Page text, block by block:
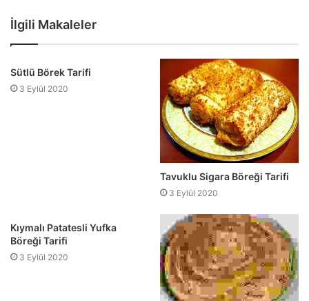
İlgili Makaleler
Sütlü Börek Tarifi
3 Eylül 2020
Tavuklu Sigara Böreği Tarifi
3 Eylül 2020
Kıymalı Patatesli Yufka
Böreği Tarifi
3 Eylül 2020